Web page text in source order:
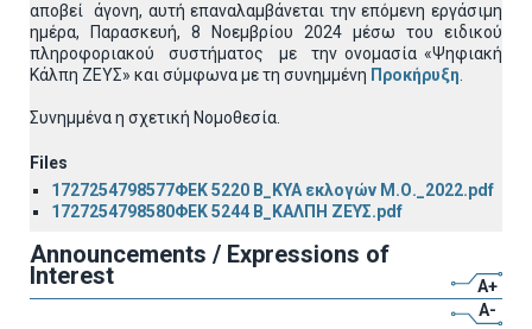
αποβεί άγονη, αυτή επαναλαμβάνεται την επόμενη εργάσιμη
ημέρα, Παρασκευή, 8 Νοεμβρίου 2024 μέσω του ειδικού
πληροφοριακού συστήματος με την ονομασία «Ψηφιακή
Κάλπη ΖΕΥΣ» και σύμφωνα με τη συνημμένη Προκήρυξη
Συνημμένα η σχετική Νομοθεσία.
Files
1727254798577ΦΕΚ 5220 Β_ΚΥΑ εκλογών Μ.Ο._2022.pdf
1727254798580ΦΕΚ 5244 Β_ΚΑΛΠΗ ΖΕΥΣ.pdf
Announcements / Expressions of
Interest
A+
A-